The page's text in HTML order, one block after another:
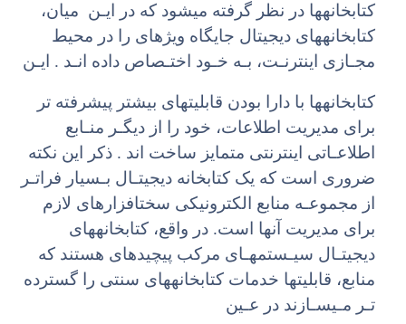
کتابخانهها در نظر گرفته میشود که در ایـن میان،
کتابخانههای دیجیتال جایگاه ویژهای را در محیط
مجـازی اینترنـت، بـه خـود اختـصاص داده انـد . ایـن
کتابخانهها با دارا بودن قابلیتهای بیشتر پیشرفته تر
برای مدیریت اطلاعات، خود را از دیگـر منـابع
اطلاعـاتی اینترنتی متمایز ساخت اند . ذکر این نکته
ضروری است که یک کتابخانه دیجیتـال بـسیار فراتـر
از مجموعـه منابع الکترونیکی سختافزارهای لازم
برای مدیریت آنها است. در واقع، کتابخانههای
دیجیتـال سیـستمهـای مرکب پیچیدهای هستند که
منابع، قابلیتها خدمات کتابخانههای سنتی را گسترده
تـر مـیسـازند در عـین